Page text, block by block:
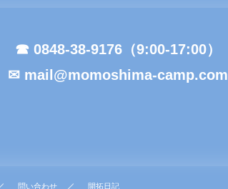
☎ 0848-38-9176（9:00-17:00）
✉ mail@momoshima-camp.com
問い合わせ 開拓日記